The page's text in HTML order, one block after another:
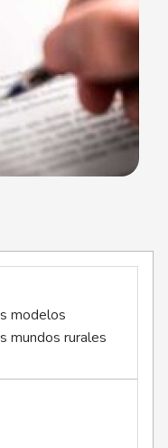
modelos
mundos rurales